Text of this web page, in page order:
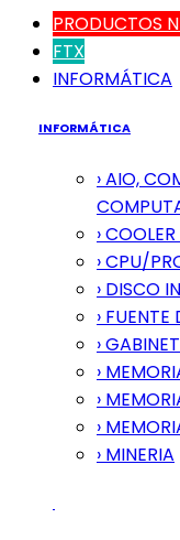
PRODUCTOS
FTX
INFORMÁTICA
INFORMÁTICA
› AIO,
›
› CPU/
› DISCO
›
›
›
›
›
› MINERIA